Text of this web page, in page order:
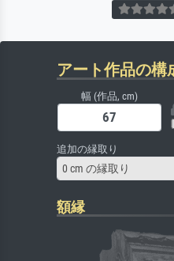
アート作品の構
幅 (作品, cm)
追加の縁取り
0 cm の縁取り
額縁